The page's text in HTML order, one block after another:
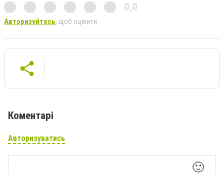
0,0
Авторизуйтесь, щоб оцінити
Коментарі
Авторизуватись
🙂